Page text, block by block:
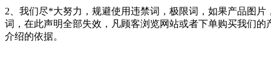
2、我们尽*大努力，规避使用违禁词，极限词，如果产品图
词，在此声明全部失效，凡顾客浏览网站或者下单购买我们
介绍的依据。